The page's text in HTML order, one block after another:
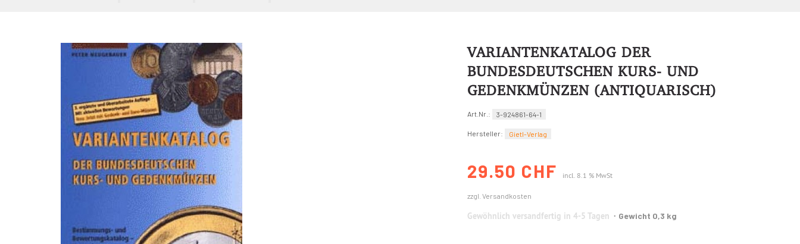
VARIANTENKATALOG DER
BUNDESDEUTSCHEN KURS- UND
GEDENKMÜNZEN (ANTIQUARISCH)
Art.Nr.: 3-924861-64-1
Hersteller: Gietl-Verlag
29.50 CHF incl. 8.1 % MwSt
zzgl. Versandkosten
Gewöhnlich versandfertig in 4-5 Tagen Gewicht 0,3 kg